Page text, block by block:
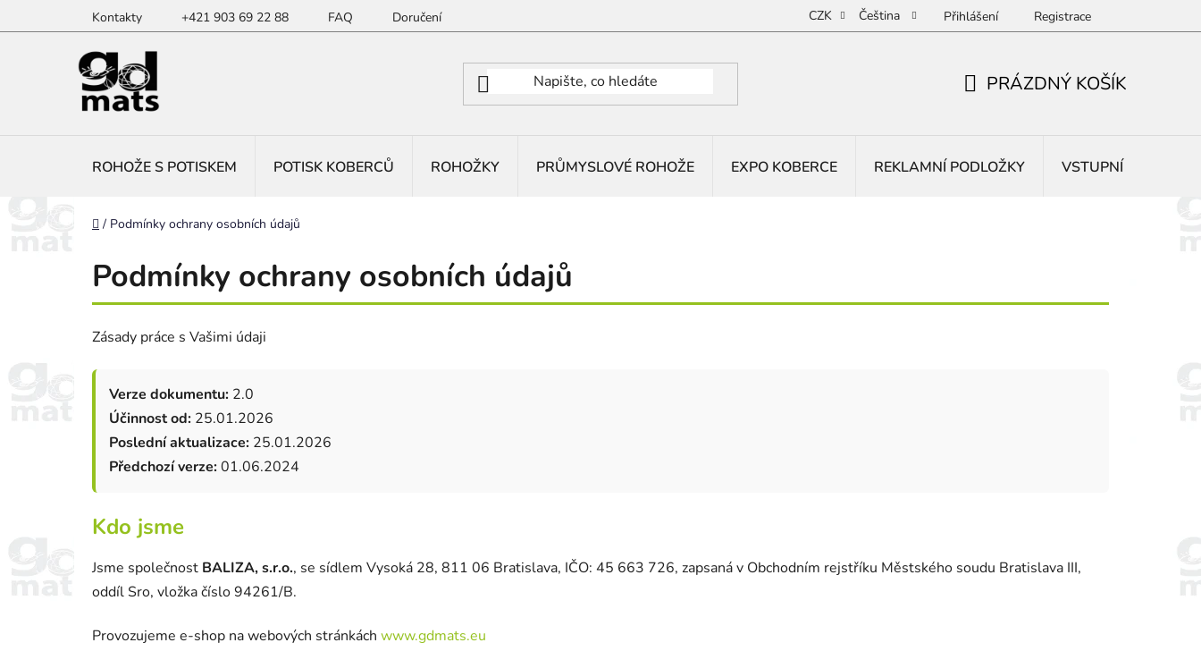
na
Kontakty +421 903 69 22 88 FAQ Doručení CZK Čeština Přihlášení Registrace
PRÁZDNÝ KOŠÍK
ROHOŽE S POTISKEM POTISK KOBERCŮ ROHOŽKY PRŮMYSLOVÉ ROHOŽE EXPO KOBERCE REKLAMNÍ PODLOŽKY VSTUPNÍ ROHOŽE
Domů
/ Podmínky ochrany osobních údajů
Podmínky ochrany osobních údajů
Zásady práce s Vašimi údaji
Verze dokumentu: 2.0
Účinnost od: 25.01.2026
Poslední aktualizace: 25.01.2026
Předchozí verze:01.06.2024
Kdo jsme
Jsme společnost BALIZA, s.r.o., se sídlem Vysoká 28, 811 06 Bratislava, IČO: 45 663 726, zapsaná v Obchodním rejstříku Městského soudu Bratislava III,
oddíl Sro, vložka číslo 94261/B.
Provozujeme e-shop na webových stránkách www.gdmats.eu